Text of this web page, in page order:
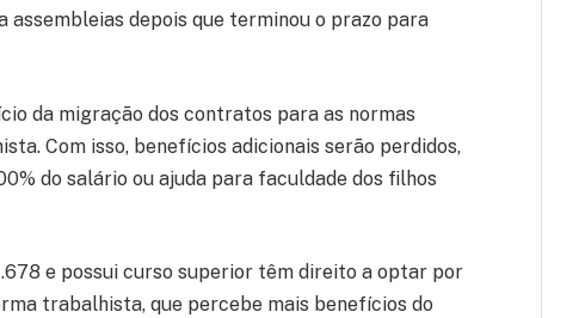
depois que terminou o prazo para
da migração dos contratos para as normas
Com isso, benefícios adicionais serão perdidos,
do salário ou ajuda para faculdade dos filhos
e possui curso superior têm direito a optar por
trabalhista, que percebe mais benefícios do